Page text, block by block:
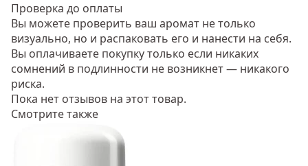
Проверка до оплаты
Вы можете проверить ваш аромат не только
визуально, но и распаковать его и нанести на себя.
Вы оплачиваете покупку только если никаких
сомнений в подлинности не возникнет — никакого
риска.
Пока нет отзывов на этот товар.
Смотрите также